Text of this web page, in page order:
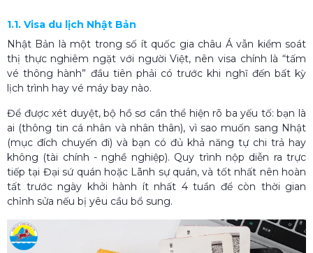
1.1. Visa du lịch Nhật Bản
Nhật Bản là một trong số ít quốc gia châu Á vẫn kiểm soát
thị thực nghiêm ngặt với người Việt, nên visa chính là “tấm
vé thông hành” đầu tiên phải có trước khi nghĩ đến bất kỳ
lịch trình hay vé máy bay nào.
Để được xét duyệt, bộ hồ sơ cần thể hiện rõ ba yếu tố: bạn là
ai (thông tin cá nhân và nhân thân), vì sao muốn sang Nhật
(mục đích chuyến đi) và bạn có đủ khả năng tự chi trả hay
không (tài chính - nghề nghiệp). Quy trình nộp diễn ra trực
tiếp tại Đại sứ quán hoặc Lãnh sự quán, và tốt nhất nên hoàn
tất trước ngày khởi hành ít nhất 4 tuần để còn thời gian
chỉnh sửa nếu bị yêu cầu bổ sung.